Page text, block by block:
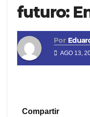
futuro:
Por
AGO 13,
Compartir